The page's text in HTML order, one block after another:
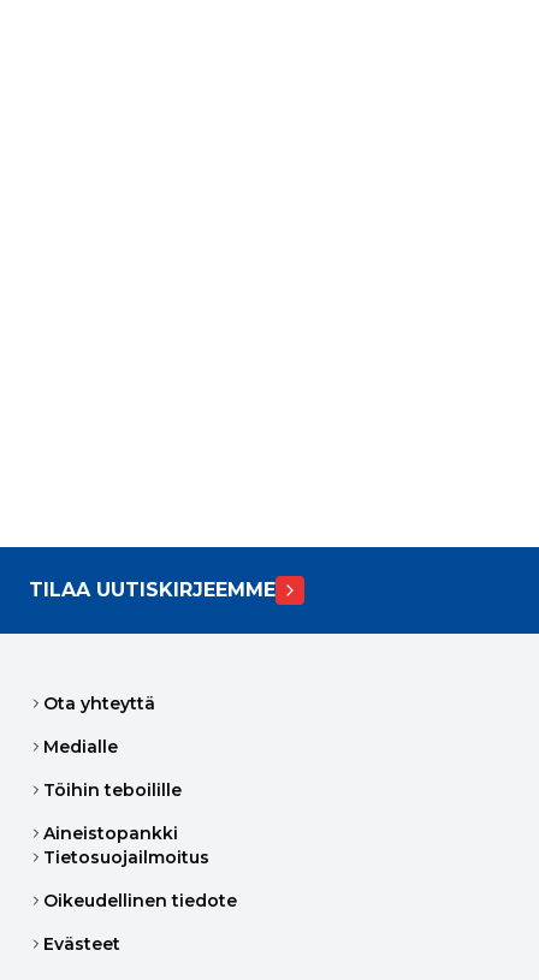
TILAA UUTISKIRJEEMME
Ota yhteyttä
Medialle
Töihin teboilille
Aineistopankki
Tietosuojailmoitus
Oikeudellinen tiedote
Evästeet